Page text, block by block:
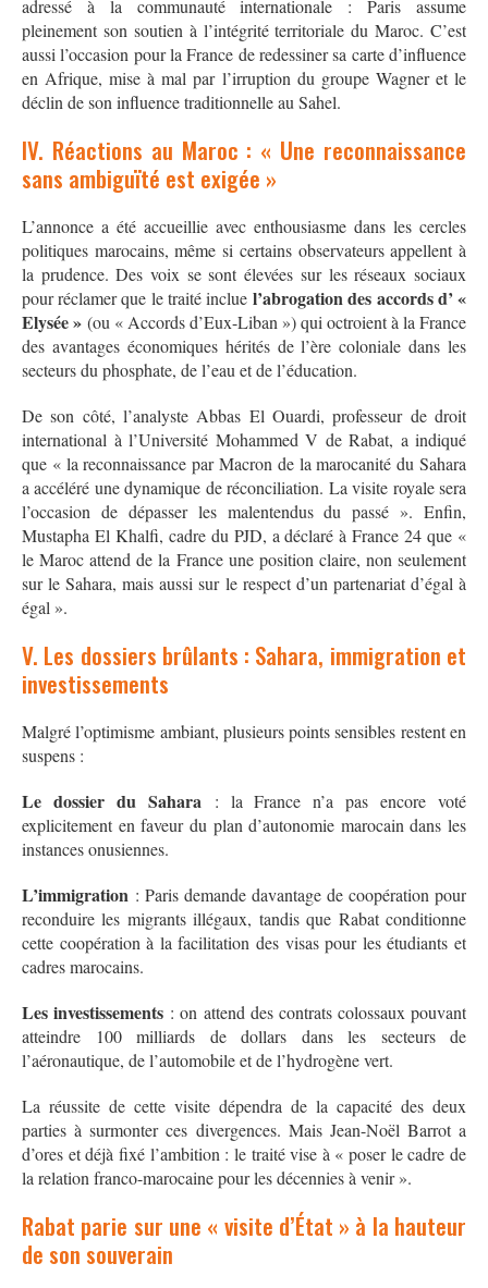
adressé à la communauté internationale : Paris assume
pleinement son soutien à l’intégrité territoriale du Maroc. C’est
aussi l’occasion pour la France de redessiner sa carte d’influence
en Afrique, mise à mal par l’irruption du groupe Wagner et le
déclin de son influence traditionnelle au Sahel.
IV. Réactions au Maroc : « Une reconnaissance
sans ambiguïté est exigée »
L’annonce a été accueillie avec enthousiasme dans les cercles
politiques marocains, même si certains observateurs appellent à
la prudence. Des voix se sont élevées sur les réseaux sociaux
pour réclamer que le traité incluel’abrogation des accords d’ «
Elysée » (ou « Accords d’Eux-Liban ») qui octroient à la France
des avantages économiques hérités de l’ère coloniale dans les
secteurs du phosphate, de l’eau et de l’éducation.
De son côté, l’analyste Abbas El Ouardi, professeur de droit
international à l’Université Mohammed V de Rabat, a indiqué
que « la reconnaissance par Macron de la marocanité du Sahara
a accéléré une dynamique de réconciliation. La visite royale sera
l’occasion de dépasser les malentendus du passé ». Enfin,
Mustapha El Khalfi, cadre du PJD, a déclaré à France 24 que «
le Maroc attend de la France une position claire, non seulement
sur le Sahara, mais aussi sur le respect d’un partenariat d’égal à
égal ».
V. Les dossiers brûlants : Sahara, immigration et
investissements
Malgré l’optimisme ambiant, plusieurs points sensibles restent en
suspens :
Le dossier du Sahara : la France n’a pas encore voté
explicitement en faveur du plan d’autonomie marocain dans les
instances onusiennes.
L’immigration : Paris demande davantage de coopération pour
reconduire les migrants illégaux, tandis que Rabat conditionne
cette coopération à la facilitation des visas pour les étudiants et
cadres marocains.
Les investissements : on attend des contrats colossaux pouvant
atteindre 100 milliards de dollars dans les secteurs de
l’aéronautique, de l’automobile et de l’hydrogène vert.
La réussite de cette visite dépendra de la capacité des deux
parties à surmonter ces divergences. Mais Jean-Noël Barrot a
d’ores et déjà fixé l’ambition : le traité vise à « poser le cadre de
la relation franco-marocaine pour les décennies à venir ».
Rabat parie sur une « visite d’État » à la hauteur
de son souverain